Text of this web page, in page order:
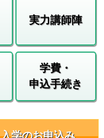
実力講師陣
学費・
申込手続き
入学のお申込み